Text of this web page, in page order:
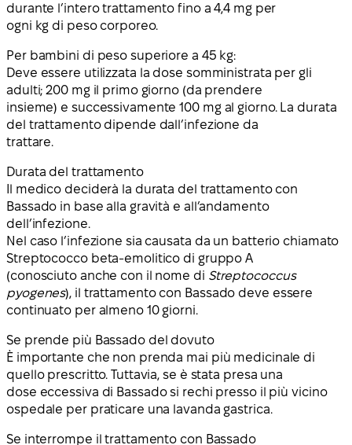
durante l’intero trattamento fino a 4,4 mg per
ogni kg di peso corporeo.
Per bambini di peso superiore a 45 kg:
Deve essere utilizzata la dose somministrata per gli
adulti; 200 mg il primo giorno (da prendere
insieme) e successivamente 100 mg al giorno. La durata
del trattamento dipende dall’infezione da
trattare.
Durata del trattamento
Il medico deciderà la durata del trattamento con
Bassado in base alla gravità e all’andamento
dell’infezione.
Nel caso l’infezione sia causata da un batterio chiamato
Streptococco beta-emolitico di gruppo A
(conosciuto anche con il nome di Streptococcus
pyogenes), il trattamento con Bassado deve essere
continuato per almeno 10 giorni.
Se prende più Bassado del dovuto
È importante che non prenda mai più medicinale di
quello prescritto. Tuttavia, se è stata presa una
dose eccessiva di Bassado si rechi presso il più vicino
ospedale per praticare una lavanda gastrica.
Se interrompe il trattamento con Bassado